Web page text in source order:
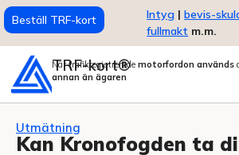
Beställ TRF-kort Intyg | bevis-
fullmakt m.m.
TRF-kort®
När trafikregistrerade motorfordon används
annan än ägaren
Utmätning
Kan Kronofogden ta